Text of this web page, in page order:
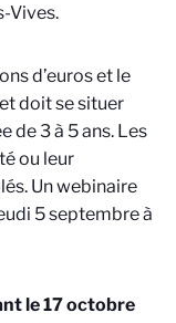
Vives.
d’euros et le
doit se situer
de 3 à 5 ans. Les
ou leur
Un webinaire
5 septembre à
le 17 octobre